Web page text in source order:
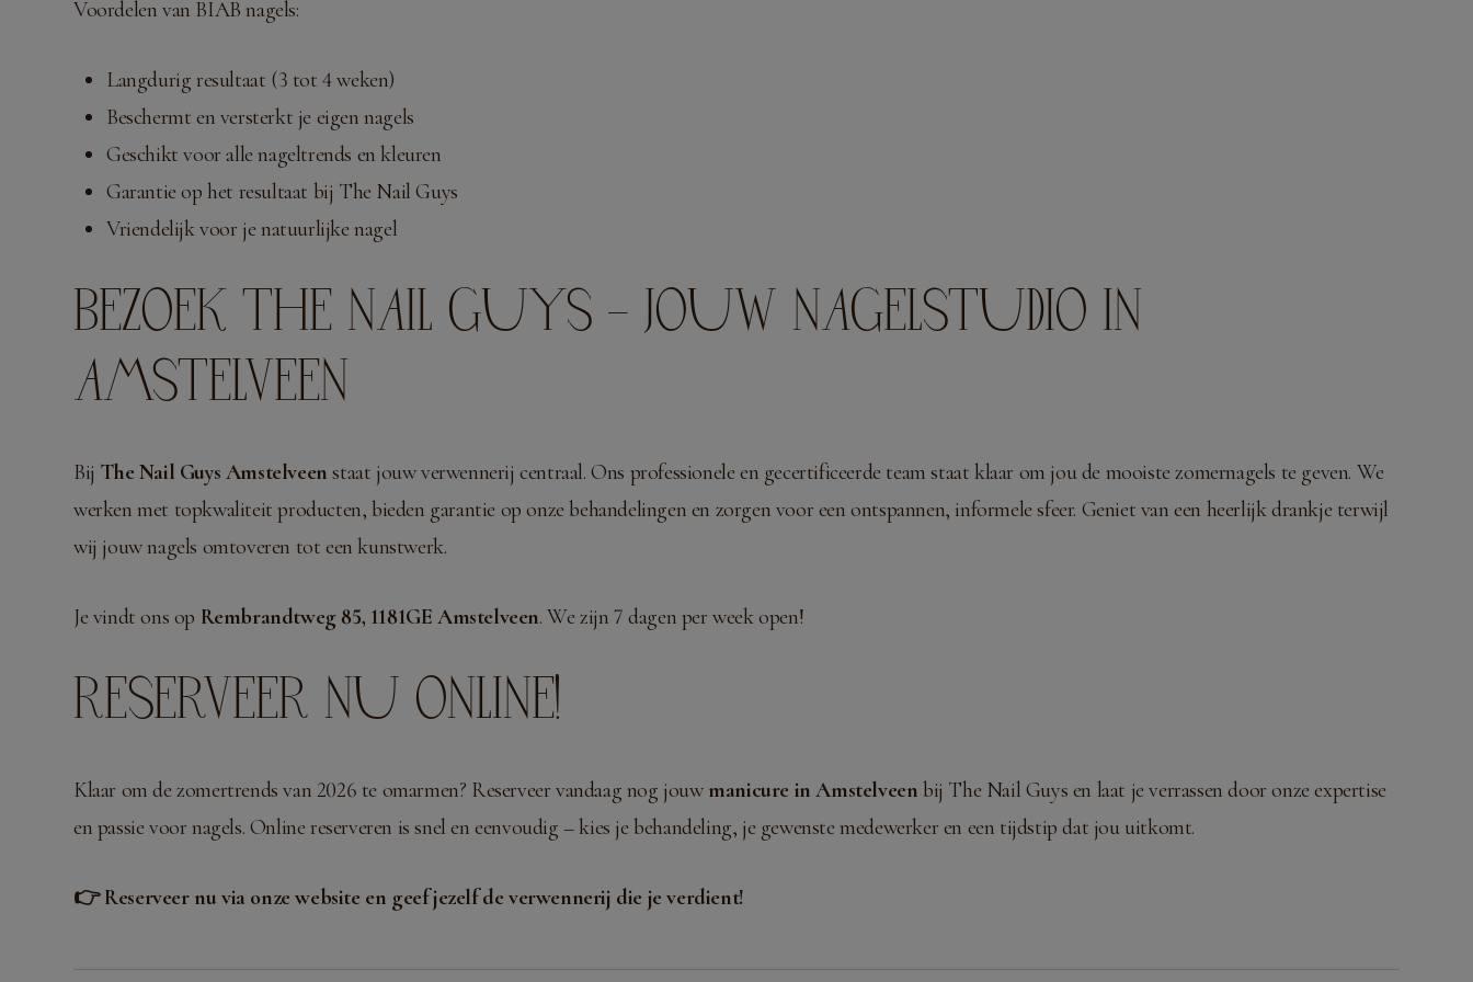
Voordelen van BIAB nagels:
Langdurig resultaat (3 tot 4 weken)
Beschermt en versterkt je eigen nagels
Geschikt voor alle nageltrends en kleuren
Garantie op het resultaat bij The Nail Guys
Vriendelijk voor je natuurlijke nagel
BEZOEK THE NAIL GUYS – JOUW NAGELSTUDIO IN
AMSTELVEEN
Bij The Nail Guys Amstelveen staat jouw verwennerij centraal. Ons professionele en gecertificeerde team staat klaar om jou de mooiste zomernagels te geven. We
werken met topkwaliteit producten, bieden garantie op onze behandelingen en zorgen voor een ontspannen, informele sfeer. Geniet van een heerlijk drankje terwijl
wij jouw nagels omtoveren tot een kunstwerk.
Je vindt ons op Rembrandtweg 85, 1181GE Amstelveen. We zijn 7 dagen per week open!
RESERVEER NU ONLINE!
Klaar om de zomertrends van 2026 te omarmen? Reserveer vandaag nog jouw manicure in Amstelveen bij The Nail Guys en laat je verrassen door onze expertise
en passie voor nagels. Online reserveren is snel en eenvoudig – kies je behandeling, je gewenste medewerker en een tijdstip dat jou uitkomt.
👉 Reserveer nu via onze website en geef jezelf de verwennerij die je verdient!